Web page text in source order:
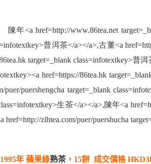
1995年 蘋果綠熟茶， 15餅 成交價格